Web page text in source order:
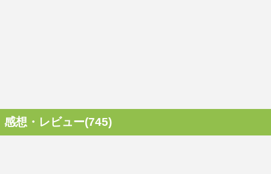
感想・レビュー(745)